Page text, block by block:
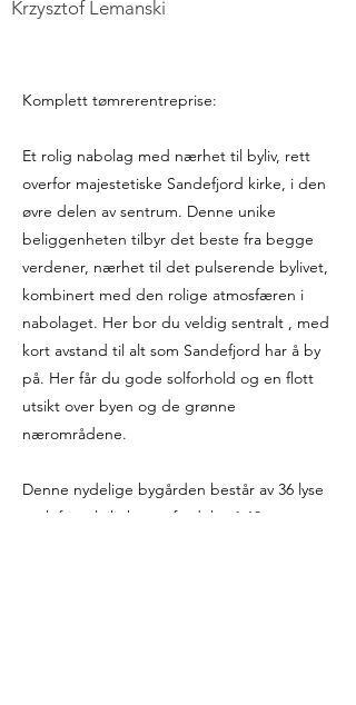
Krzysztof Lemanski
Komplett tømrerentreprise:
Et rolig nabolag med nærhet til byliv, rett
overfor majestetiske Sandefjord kirke, i den
øvre delen av sentrum. Denne unike
beliggenheten tilbyr det beste fra begge
verdener, nærhet til det pulserende bylivet,
kombinert med den rolige atmosfæren i
nabolaget. Her bor du veldig sentralt , med
kort avstand til alt som Sandefjord har å by
på. Her får du gode solforhold og en flott
utsikt over byen og de grønne
nærområdene.
Denne nydelige bygården består av 36 lyse
og luftige leiligheter, fordelt på 18